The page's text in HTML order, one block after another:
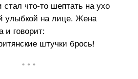
что-то шептать на ухо
улыбкой на лице. Жена
и говорит:
штучки брось!
• • •